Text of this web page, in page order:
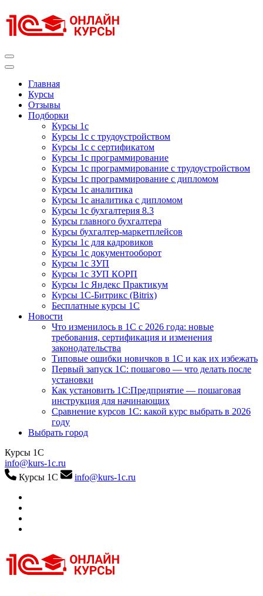
к
содержимому
Главная
Курсы
Отзывы
Подборки
Курсы 1с
Курсы 1с с трудоустройством
Курсы 1с с сертификатом
Курсы 1с программирование
Курсы 1с программирование с трудоустройством
Курсы 1с программирование с дипломом
Курсы 1с аналитика
Курсы 1с аналитика с дипломом
Курсы 1с бухгалтерия 8.3
Курсы главного бухгалтера
Курсы бухгалтер-маркетплейсов
Курсы 1с для кадровиков
Курсы 1с документооборот
Курсы 1с ЗУП
Курсы 1с ЗУП КОРП
Курсы 1с Яндекс Практикум
Курсы 1С-Битрикс (Bitrix)
Бесплатные курсы 1С
Новости
Что изменилось в 1С с 2026 года: новые
требования, сертификация и изменения
законодательства
Типовые ошибки новичков в 1С и как их избежать
Первый запуск 1С: пошагово — что делать после
установки
Как установить 1С:Предприятие — пошаговая
инструкция для начинающих
Сравнение курсов 1С: какой курс выбрать в 2026
году
Выбрать город
Курсы 1С
info@kurs-1c.ru
Курсы 1С
info@kurs-1c.ru